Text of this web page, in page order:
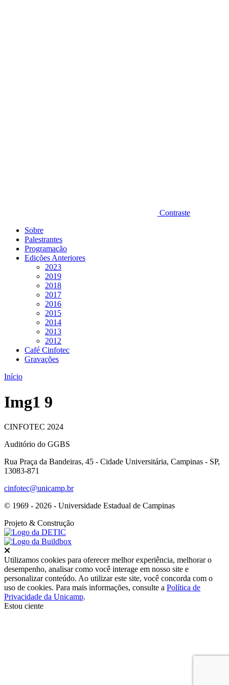
Contraste
Sobre
Palestrantes
Programação
Edições Anteriores
2023
2019
2018
2017
2016
2015
2014
2013
2012
Café Cinfotec
Gravações
Início
Img1 9
CINFOTEC 2024
Auditório do GGBS
Rua Praça da Bandeiras, 45 - Cidade Universitária, Campinas - SP,
13083-871
cinfotec@unicamp.br
© 1969 - 2026 - Universidade Estadual de Campinas
Projeto & Construção
Utilizamos cookies para oferecer melhor experiência, melhorar o
desempenho, analisar como você interage em nosso site e
personalizar conteúdo. Ao utilizar este site, você concorda com o
uso de cookies. Para mais informações, consulte a Política de
Privacidade da Unicamp.
Estou ciente